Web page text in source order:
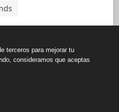
rights reserved.
Del Panamá
terceros para mejorar tu
consideramos que aceptas